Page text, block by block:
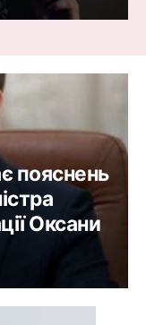
пояснень
Оксани